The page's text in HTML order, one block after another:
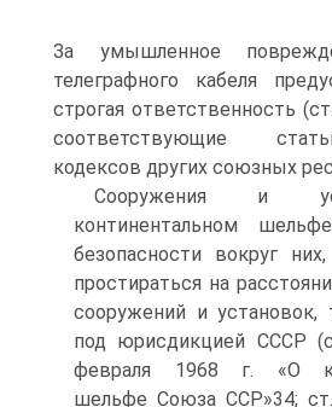
За умышленное
телеграфного кабеля
строгая ответственность
соответствующие
кодексов других союзных
Сооружения и
континентальном
безопасности вокруг
простираться на
сооружений и установок,
под юрисдикцией СССР
февраля 1968 г. «О
шельфе Союза ССР»34;